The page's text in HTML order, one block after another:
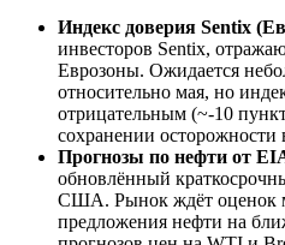
Индекс доверия Sentix
инвесторов Sentix,
Еврозоны. Ожидается
относительно мая, но
отрицательным (~-10
сохранении осторожности
Прогнозы по нефти от
обновлённый
США. Рынок ждёт оценок
предложения нефти на